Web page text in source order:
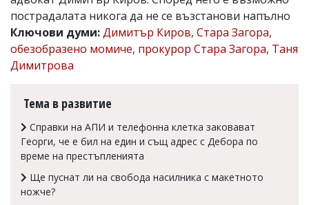
Коментарите
под
статиите
се
въвеждат
носи
отговорност
тях!
Ако
пострадалата никога да не се възстанови напълно
Ключови думи:Димитър Киров, Стара Загора,
обезобразено момиче, прокурор Стара Загора, Таня
Димитрова
Тема в развитие
Справки на АПИ и телефонна клетка заковават
Георги, че е бил на един и същ адрес с Дебора по
време на престъпленията
Ще пуснат ли на свобода насилника с макетното
ножче?